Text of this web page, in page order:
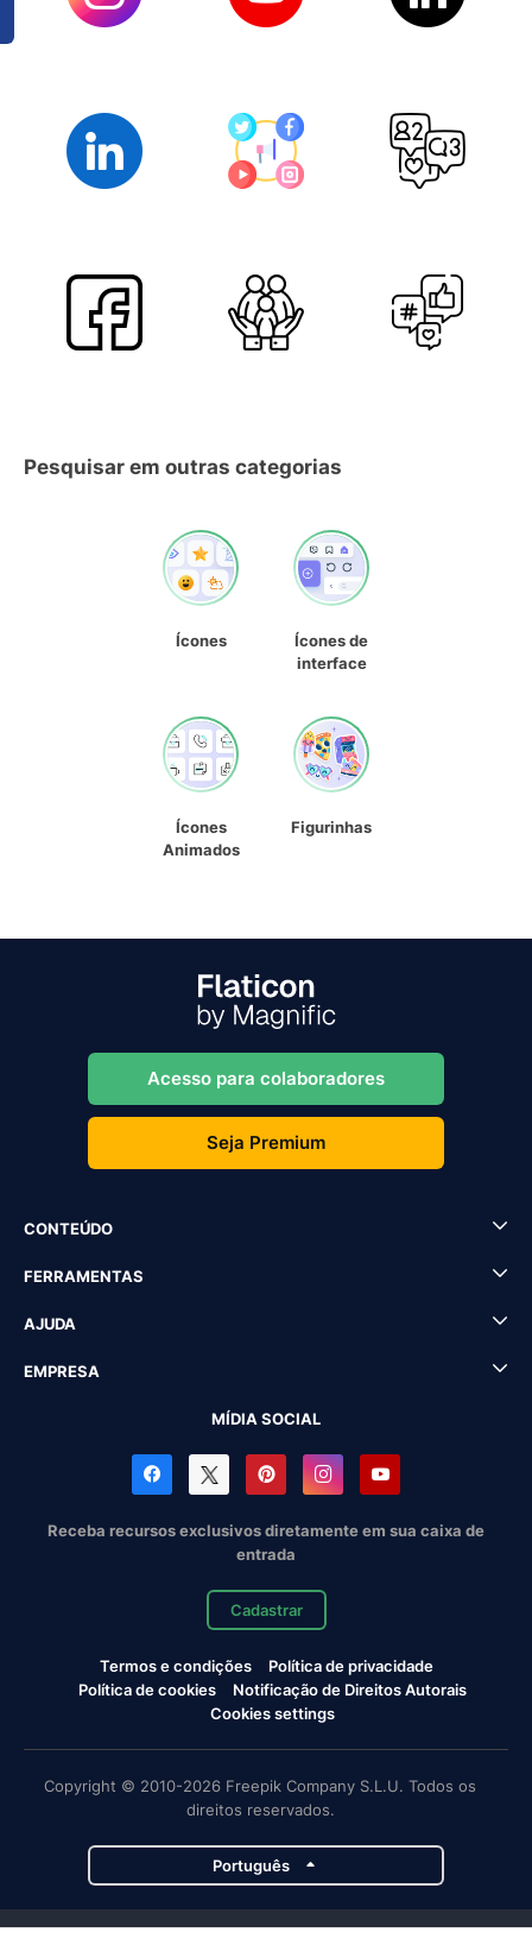
Pesquisar em outras categorias
Ícones
Ícones de
interface
Ícones
Animados
Figurinhas
Acesso para colaboradores
Seja Premium
CONTEÚDO
FERRAMENTAS
AJUDA
EMPRESA
MÍDIA SOCIAL
Receba recursos exclusivos diretamente em sua caixa de
entrada
Cadastrar
Termos e condições
Política de privacidade
Política de cookies
Notificação de Direitos Autorais
Cookies settings
Copyright © 2010-2026 Freepik Company S.L.U. Todos os
direitos reservados.
Português